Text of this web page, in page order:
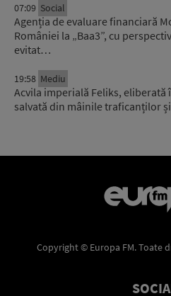
07:09 Social
Agenția de evaluare financiară
României la „Baa3”, cu
evitat…
19:58 Mediu
Acvila imperială Feliks, eliberată
salvată din mâinile traficanților
Copyright © Europa FM. Toate